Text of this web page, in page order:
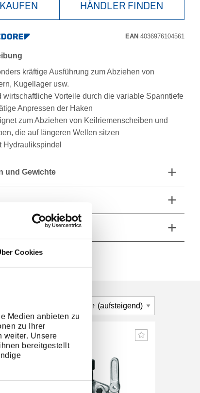
Cookies
Medien anbieten zu
zu Ihrer
weiter. Unsere
bereitgestellt
HÄNDLER FINDEN
EAN 4036976104561
kräftige Ausführung zum Abziehen von
Kugellager usw.
wirtschaftliche Vorteile durch die variable Spanntiefe
Anpressen der Haken
zum Abziehen von Keilriemenscheiben und
die auf längeren Wellen sitzen
Hydraulikspindel
und Gewichte